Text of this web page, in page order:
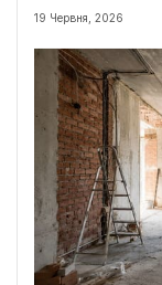
19 Червня, 2026